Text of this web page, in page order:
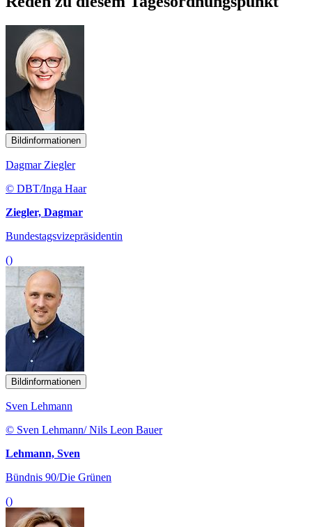
Bildinformationen
Dagmar Ziegler
© DBT/Inga Haar
Ziegler, Dagmar
Bundestagsvizepräsidentin
()
Bildinformationen
Sven Lehmann
© Sven Lehmann/ Nils Leon Bauer
Lehmann, Sven
Bündnis 90/Die Grünen
()